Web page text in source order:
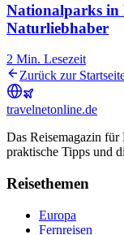
Nationalparks
Naturliebhaber
2 Min. Lesezeit
Zurück zur
travelnetonline.de
Das Reisemagazin für
praktische Tipps und
Reisethemen
Europa
Fernreisen